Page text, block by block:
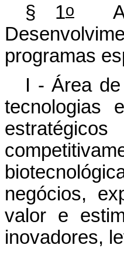
§ 1oAs
programas
I - Área
tecnologias
negócios,
valor e
inovadores,